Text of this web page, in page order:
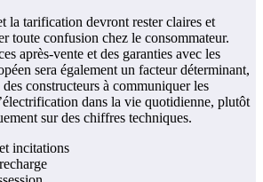
la tarification devront rester claires et
toute confusion chez le consommateur.
après-vente et des garanties avec les
sera également un facteur déterminant,
constructeurs à communiquer les
dans la vie quotidienne, plutôt
sur des chiffres techniques.
incitations